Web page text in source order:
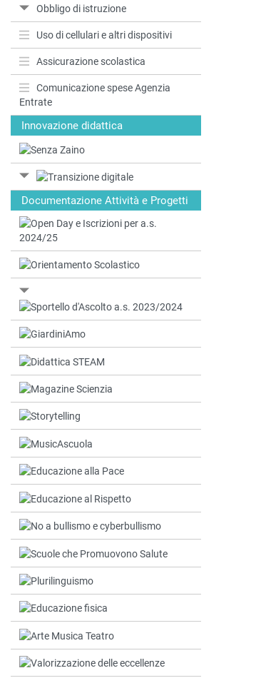
Obbligo di istruzione
Uso di cellulari e altri dispositivi
Assicurazione scolastica
Comunicazione spese Agenzia
Entrate
Innovazione didattica
Documentazione Attività e Progetti